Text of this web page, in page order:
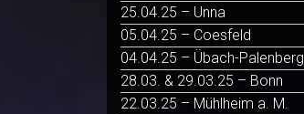
25.04.25 – Unna
05.04.25 – Coesfeld
04.04.25 – Übach-Palenberg
28.03. & 29.03.25 – Bonn
22.03.25 – Mühlheim a. M.